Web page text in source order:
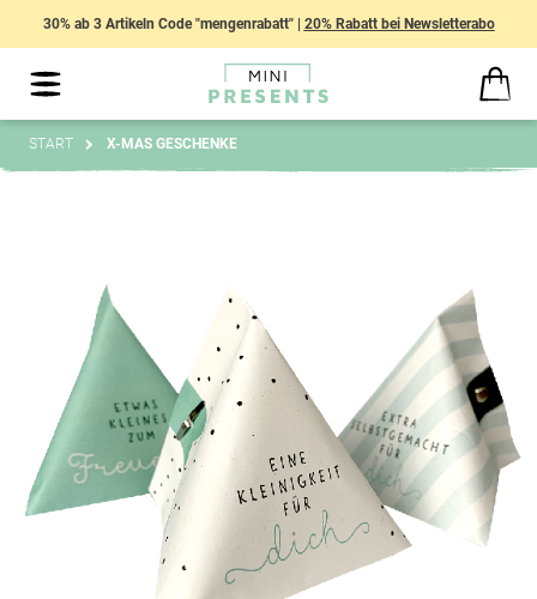
30% ab 3 Artikeln Code "mengenrabatt" | 20% Rabatt bei Newsletterabo
START X-MAS GESCHENKE